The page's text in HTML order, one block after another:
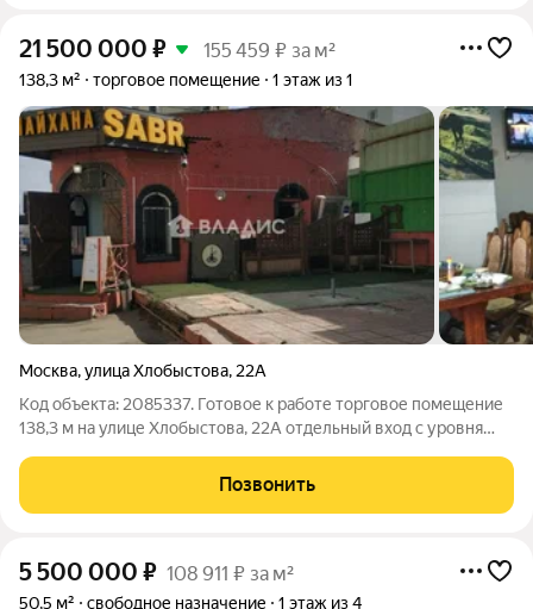
21 500 000 ₽ 155 459 ₽ за м²
138,3 м² торговое помещение 1 этаж из 1
Москва,улица Хлобыстова, 22А
Код объекта: 2085337. Готовое к работе торговое помещение
138,3 м на улице Хлобыстова, 22А отдельный вход с уровня
удобным. Простор и логика планировки создают комфортную
зону для выкладки
Позвонить
5 500 000 ₽ 108 911 ₽ за м²
50,5 м² свободное назначение 1 этаж из 4